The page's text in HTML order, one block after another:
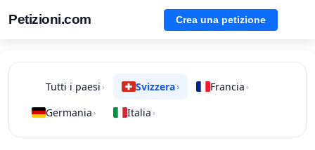
Petizioni.com Crea una petizione
Tutti i paesi › Svizzera› Francia ›
Germania › Italia ›